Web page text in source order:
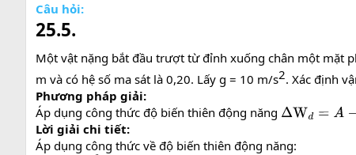
Câu hỏi:
25.5.
Một vật nặng bắt đầu trượt từ đỉnh xuống chân một mặt
m và có hệ số ma sát là 0,20. Lấy g = 10 m/s2​. Xác định
Phương pháp giải:
Áp dụng công thức độ biến thiên động năng ΔWd=A→ W d
Lời giải chi tiết:
Áp dụng công thức về độ biến thiên động năng: